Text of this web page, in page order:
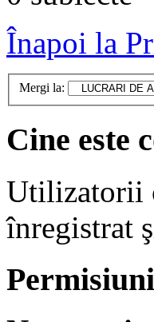
Înapoi la
Mergi la:
Cine este
Utilizatorii
înregistrat